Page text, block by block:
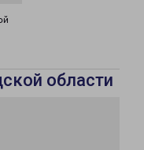
области